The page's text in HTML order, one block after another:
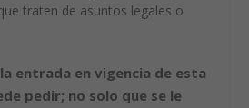
traten de asuntos legales o
entrada en vigencia de esta
pedir; no solo que se le